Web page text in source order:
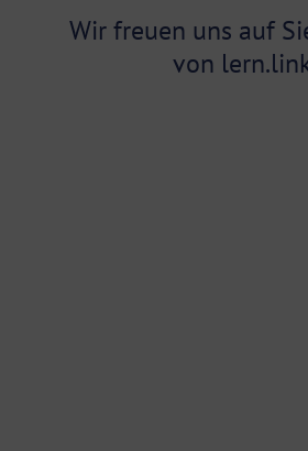
Wir freuen uns auf
von